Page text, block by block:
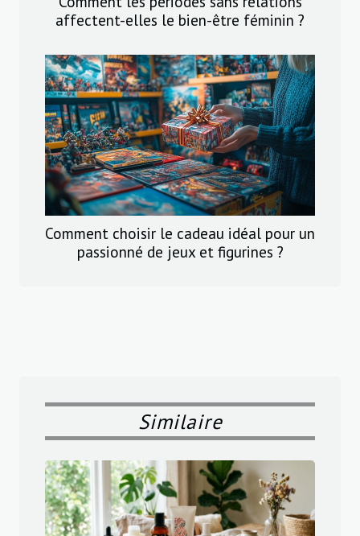
affectent-elles le bien-être féminin ?
Comment choisir le cadeau idéal pour un
passionné de jeux et figurines ?
Similaire